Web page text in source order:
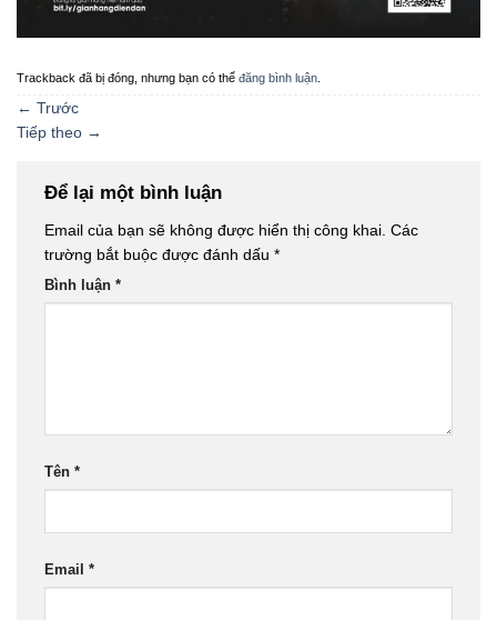
Trackback đã bị đóng, nhưng bạn có thể đăng bình luận
← Trước
Tiếp theo →
Để lại một bình luận
Email của bạn sẽ không được hiển thị công khai. Các
trường bắt buộc được đánh dấu *
Bình luận *
Tên *
Email *